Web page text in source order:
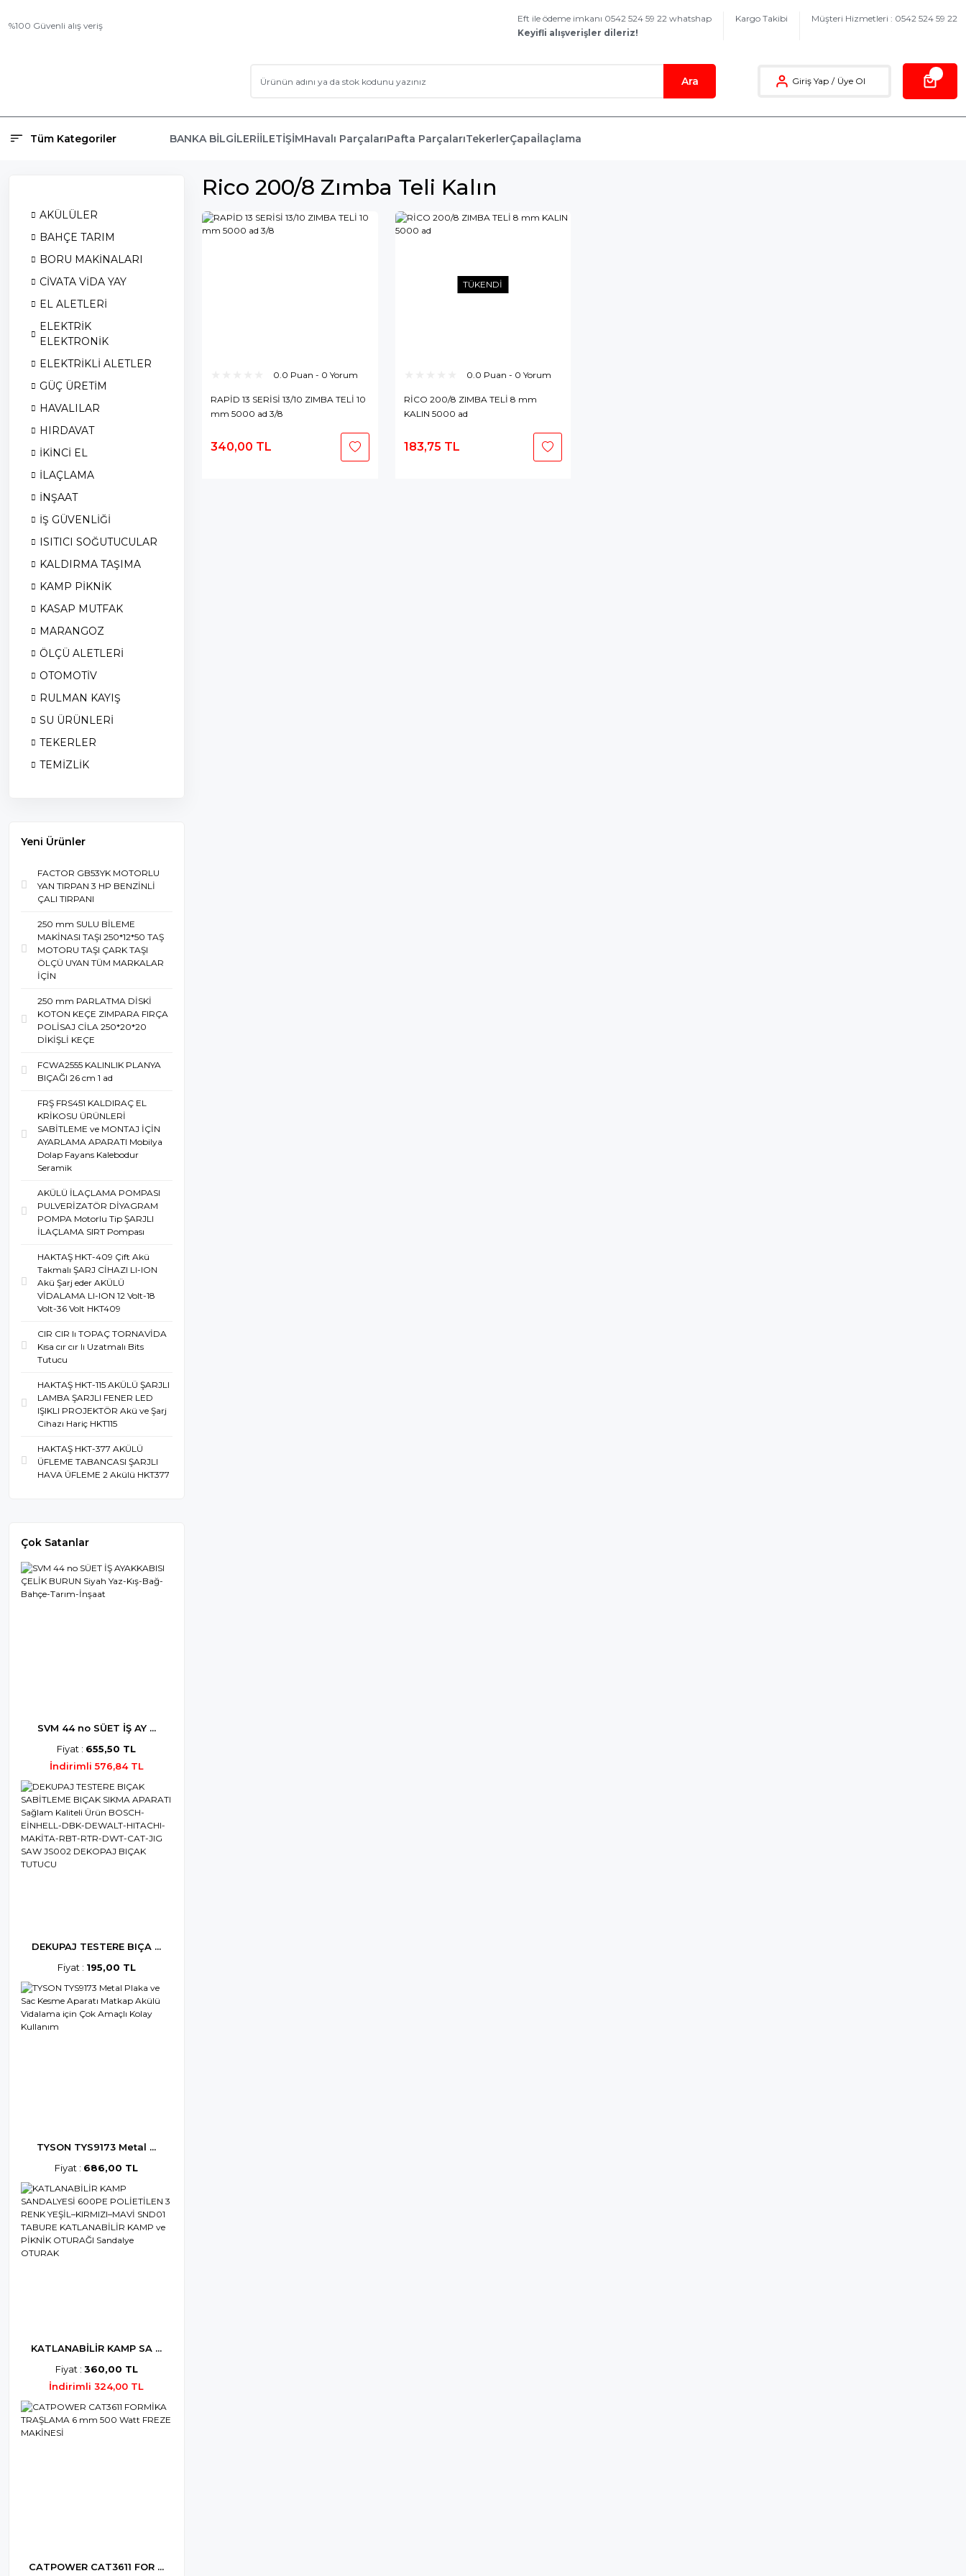
%100 Güvenli alış veriş
Eft ile ödeme imkanı 0542 524 59 22 whatshap
Keyifli alışverişler dileriz!
Kargo Takibi Müşteri Hizmetleri : 0542 524 59 22
Ara Giriş Yap / Üye Ol
Tüm Kategoriler BANKA BİLGİLERİİLETİŞİMHavalı ParçalarıPafta ParçalarıTekerlerÇapaİlaçlama
AKÜLÜLER
BAHÇE TARIM
BORU MAKİNALARI
CİVATA VİDA YAY
EL ALETLERİ
ELEKTRİK
ELEKTRONİK
ELEKTRİKLİ ALETLER
GÜÇ ÜRETİM
HAVALILAR
HIRDAVAT
İKİNCİ EL
İLAÇLAMA
İNŞAAT
İŞ GÜVENLİĞİ
ISITICI SOĞUTUCULAR
KALDIRMA TAŞIMA
KAMP PİKNİK
KASAP MUTFAK
MARANGOZ
ÖLÇÜ ALETLERİ
OTOMOTİV
RULMAN KAYIŞ
SU ÜRÜNLERİ
TEKERLER
TEMİZLİK
Yeni Ürünler
FACTOR GB53YK MOTORLU
YAN TIRPAN 3 HP BENZİNLİ
ÇALI TIRPANI
250 mm SULU BİLEME
MAKİNASI TAŞI 250*12*50 TAŞ
MOTORU TAŞI ÇARK TAŞI
ÖLÇÜ UYAN TÜM MARKALAR
İÇİN
250 mm PARLATMA DİSKİ
KOTON KEÇE ZIMPARA FIRÇA
POLİSAJ CİLA 250*20*20
DİKİŞLİ KEÇE
FCWA2555 KALINLIK PLANYA
BIÇAĞI 26 cm 1 ad
FRŞ FRS451 KALDIRAÇ EL
KRİKOSU ÜRÜNLERİ
SABİTLEME ve MONTAJ İÇİN
AYARLAMA APARATI Mobilya
Dolap Fayans Kalebodur
Seramik
AKÜLÜ İLAÇLAMA POMPASI
PULVERİZATÖR DİYAGRAM
POMPA Motorlu Tip ŞARJLI
İLAÇLAMA SIRT Pompası
HAKTAŞ HKT-409 Çift Akü
Takmalı ŞARJ CİHAZI LI-ION
Akü Şarj eder AKÜLÜ
VİDALAMA LI-ION 12 Volt-18
Volt-36 Volt HKT409
CIR CIR lı TOPAÇ TORNAVİDA
Kısa cır cır lı Uzatmalı Bits
Tutucu
HAKTAŞ HKT-115 AKÜLÜ ŞARJLI
LAMBA ŞARJLI FENER LED
IŞIKLI PROJEKTÖR Akü ve Şarj
Cihazı Hariç HKT115
HAKTAŞ HKT-377 AKÜLÜ
ÜFLEME TABANCASI ŞARJLI
HAVA ÜFLEME 2 Akülü HKT377
Çok Satanlar
SVM 44 no SÜET İŞ AY ...
Fiyat : 655,50 TL
İndirimli 576,84 TL
DEKUPAJ TESTERE BIÇA ...
Fiyat : 195,00 TL
TYSON TYS9173 Metal ...
Fiyat : 686,00 TL
KATLANABİLİR KAMP SA ...
Fiyat : 360,00 TL
İndirimli 324,00 TL
CATPOWER CAT3611 FOR ...
Rico 200/8 Zımba Teli Kalın
0.0 Puan - 0 Yorum
RAPİD 13 SERİSİ 13/10 ZIMBA TELİ 10
mm 5000 ad 3/8
340,00 TL
TÜKENDİ
0.0 Puan - 0 Yorum
RİCO 200/8 ZIMBA TELİ 8 mm
KALIN 5000 ad
183,75 TL
Stokta Yok